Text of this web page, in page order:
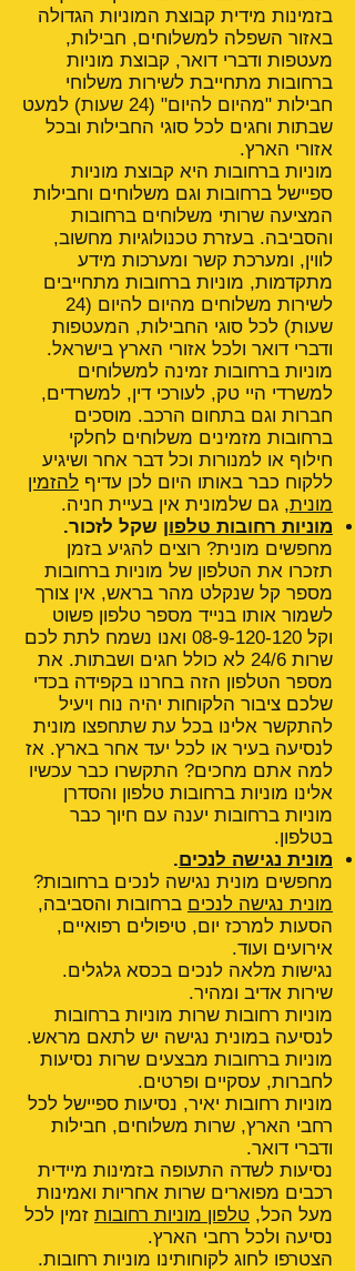
בזמינות מידית קבוצת המוניות הגדולה
באזור השפלה למשלוחים, חבילות,
מעטפות ודברי דואר, קבוצת מוניות
ברחובות מתחייבת לשירות משלוחי
חבילות "מהיום להיום" (24 שעות) למעט
שבתות וחגים לכל סוגי החבילות ובכל
אזורי הארץ.
מוניות ברחובות היא קבוצת מוניות
ספיישל ברחובות וגם משלוחים וחבילות
המציעה שרותי משלוחים ברחובות
והסביבה. בעזרת טכנולוגיות מחשוב,
לווין, ומערכת קשר ומערכות מידע
מתקדמות, מוניות ברחובות מתחייבים
לשירות משלוחים מהיום להיום (24
שעות) לכל סוגי החבילות, המעטפות
ודברי דואר ולכל אזורי הארץ בישראל.
מוניות ברחובות זמינה למשלוחים
למשרדי היי טק, לעורכי דין, למשרדים,
חברות וגם בתחום הרכב. מוסכים
ברחובות מזמינים משלוחים לחלקי
חילוף או למנורות וכל דבר אחר ושיגיע
ללקוח כבר באותו היום לכן עדיף להזמין
מונית, גם שלמונית אין בעיית חניה.
מוניות רחובות טלפון שקל לזכור.
מחפשים מונית? רוצים להגיע בזמן
תזכרו את הטלפון של מוניות ברחובות
מספר קל שנקלט מהר בראש, אין צורך
לשמור אותו בנייד מספר טלפון פשוט
וקל 08-9-120-120 ואנו נשמח לתת לכם
שרות 24/6 לא כולל חגים ושבתות. את
מספר הטלפון הזה בחרנו בקפידה בכדי
שלכם ציבור הלקוחות יהיה נוח ויעיל
להתקשר אלינו בכל עת שתחפצו מונית
לנסיעה בעיר או לכל יעד אחר בארץ. אז
למה אתם מחכים? התקשרו כבר עכשיו
אלינו מוניות ברחובות טלפון והסדרן
מוניות ברחובות יענה עם חיוך כבר
בטלפון.
מונית נגישה לנכים.
מחפשים מונית נגישה לנכים ברחובות?
מונית נגישה לנכים ברחובות והסביבה,
הסעות למרכז יום, טיפולים רפואיים,
אירועים ועוד.
נגישות מלאה לנכים בכסא גלגלים.
שירות אדיב ומהיר.
מוניות רחובות שרות מוניות ברחובות
לנסיעה במונית נגישה יש לתאם מראש.
מוניות ברחובות מבצעים שרות נסיעות
לחברות, עסקיים ופרטים.
מוניות רחובות יאיר, נסיעות ספיישל לכל
רחבי הארץ, שרות משלוחים, חבילות
ודברי דואר.
נסיעות לשדה התעופה בזמינות מיידית
רכבים מפוארים שרות אחריות ואמינות
מעל הכל, טלפון מוניות רחובות זמין לכל
נסיעה ולכל רחבי הארץ.
הצטרפו לחוג לקוחותינו מוניות רחובות.